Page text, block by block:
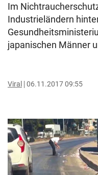
Im
Industrieländern
japanischen Männer
Viral 06.11.2017 09:55